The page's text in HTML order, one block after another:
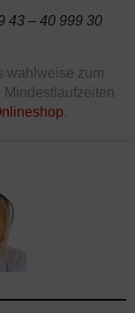
43 – 40 999 30
wahlweise zum
Mindestlaufzeiten
.